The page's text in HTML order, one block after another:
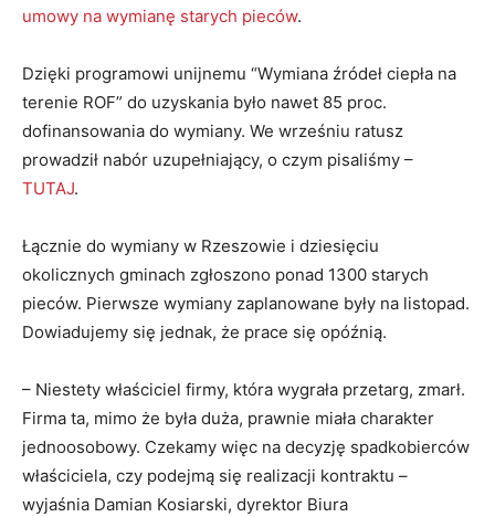
umowy na wymianę starych pieców.
Dzięki programowi unijnemu “Wymiana źródeł ciepła na
terenie ROF” do uzyskania było nawet 85 proc.
dofinansowania do wymiany. We wrześniu ratusz
prowadził nabór uzupełniający, o czym pisaliśmy –
TUTAJ.
Łącznie do wymiany w Rzeszowie i dziesięciu
okolicznych gminach zgłoszono ponad 1300 starych
pieców. Pierwsze wymiany zaplanowane były na listopad.
Dowiadujemy się jednak, że prace się opóźnią.
– Niestety właściciel firmy, która wygrała przetarg, zmarł.
Firma ta, mimo że była duża, prawnie miała charakter
jednoosobowy. Czekamy więc na decyzję spadkobierców
właściciela, czy podejmą się realizacji kontraktu –
wyjaśnia Damian Kosiarski, dyrektor Biura